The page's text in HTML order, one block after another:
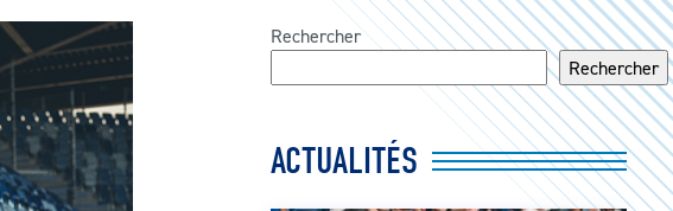
Rechercher
Rechercher
ACTUALITÉS